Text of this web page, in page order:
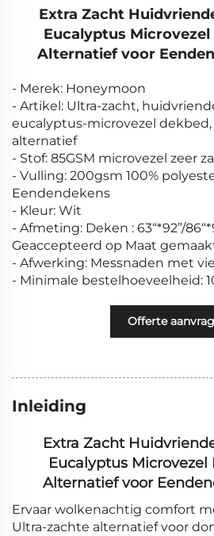
Extra Zacht
Eucalyptus
Alternatief voor
- Merek: Honeymoon
- Artikel: Ultra-zacht,
eucalyptus-microvezel
alternatief
- Stof: 85GSM microvezel zeer
- Vulling: 200gsm 100%
Eendendekens
- Kleur: Wit
- Afmeting: Deken : 63“*92”/
Geaccepteerd op Maat
- Afwerking: Messnaden met
- Minimale bestelhoeveelheid:
Offerte
Inleiding
Extra Zacht
Eucalyptus
Alternatief voor
Ervaar wolkenachtig comfort
Ultra-zachte alternatief voor